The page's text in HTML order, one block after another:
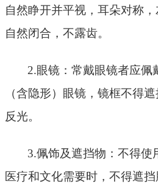
自然睁开并平视，耳朵对称
自然闭合，不露齿。
2.眼镜：常戴眼镜者应佩
（含隐形）眼镜，镜框不得
反光。
3.佩饰及遮挡物：不得使
医疗和文化需要时，不得遮挡